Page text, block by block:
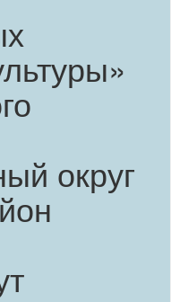
округ